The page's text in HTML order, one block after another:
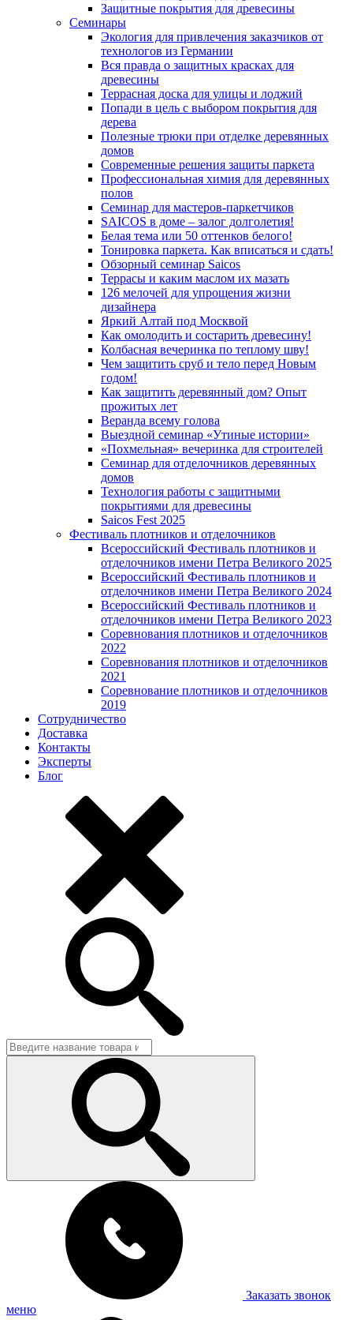
Защитные покрытия для древесины
Семинары
Экология для привлечения заказчиков от
технологов из Германии
Вся правда о защитных красках для
древесины
Террасная доска для улицы и лоджий
Попади в цель с выбором покрытия для
дерева
Полезные трюки при отделке деревянных
домов
Современные решения защиты паркета
Профессиональная химия для деревянных
полов
Семинар для мастеров-паркетчиков
SAICOS в доме – залог долголетия!
Белая тема или 50 оттенков белого!
Тонировка паркета. Как вписаться и сдать!
Обзорный семинар Saicos
Террасы и каким маслом их мазать
126 мелочей для упрощения жизни
дизайнера
Яркий Алтай под Москвой
Как омолодить и состарить древесину!
Колбасная вечеринка по теплому шву!
Чем защитить сруб и тело перед Новым
годом!
Как защитить деревянный дом? Опыт
прожитых лет
Веранда всему голова
Выездной семинар «Утиные истории»
«Похмельная» вечеринка для строителей
Семинар для отделочников деревянных
домов
Технология работы с защитными
покрытиями для древесины
Saicos Fest 2025
Фестиваль плотников и отделочников
Всероссийский Фестиваль плотников и
отделочников имени Петра Великого 2025
Всероссийский Фестиваль плотников и
отделочников имени Петра Великого 2024
Всероссийский Фестиваль плотников и
отделочников имени Петра Великого 2023
Соревнования плотников и отделочников
2022
Соревнования плотников и отделочников
2021
Соревнование плотников и отделочников
2019
Сотрудничество
Доставка
Контакты
Эксперты
Блог
Заказать звонок
меню